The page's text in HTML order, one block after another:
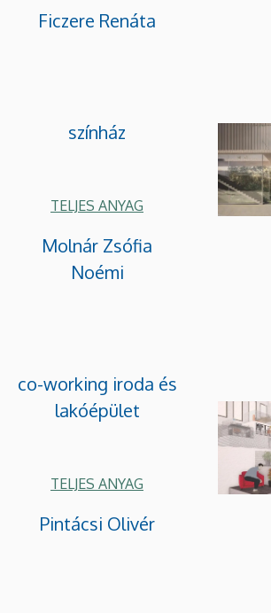
Ficzere Renáta
színház
TELJES ANYAG
Molnár Zsófia
Noémi
co-working iroda és
lakóépület
TELJES ANYAG
Pintácsi Olivér